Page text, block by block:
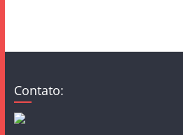
Contato: